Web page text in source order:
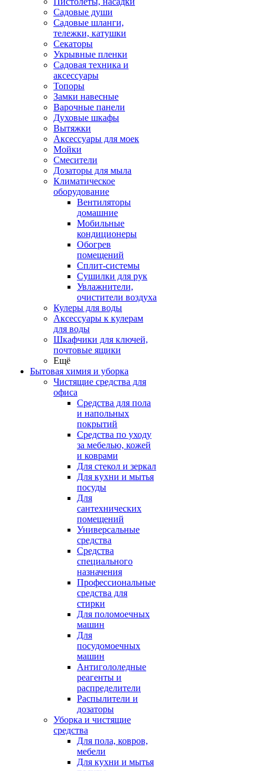
Садовые души
Садовые шланги,
тележки, катушки
Секаторы
Укрывные пленки
Садовая техника и
аксессуары
Топоры
Замки навесные
Варочные панели
Духовые шкафы
Вытяжки
Аксессуары для моек
Мойки
Смесители
Дозаторы для мыла
Климатическое
оборудование
Вентиляторы
домашние
Мобильные
кондиционеры
Обогрев
помещений
Сплит-системы
Сушилки для рук
Увлажнители,
очистители воздуха
Кулеры для воды
Аксессуары к кулерам
для воды
Шкафчики для ключей,
почтовые ящики
Ещё
Бытовая химия и уборка
Чистящие средства для
офиса
Средства для пола
и напольных
покрытий
Средства по уходу
за мебелью, кожей
и коврами
Для стекол и зеркал
Для кухни и мытья
посуды
Для
сантехнических
помещений
Универсальные
средства
Средства
специального
назначения
Профессиональные
средства для
стирки
Для поломоечных
машин
Для
посудомоечных
машин
Антигололедные
реагенты и
распределители
Распылители и
дозаторы
Уборка и чистящие
средства
Для пола, ковров,
мебели
Для кухни и мытья